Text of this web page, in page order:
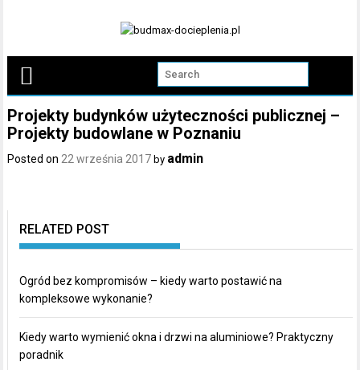
Projekty budynków użyteczności publicznej –
Projekty budowlane w Poznaniu
Posted on 22 września 2017 by admin
RELATED POST
Ogród bez kompromisów – kiedy warto postawić na
kompleksowe wykonanie?
Kiedy warto wymienić okna i drzwi na aluminiowe? Praktyczny
poradnik